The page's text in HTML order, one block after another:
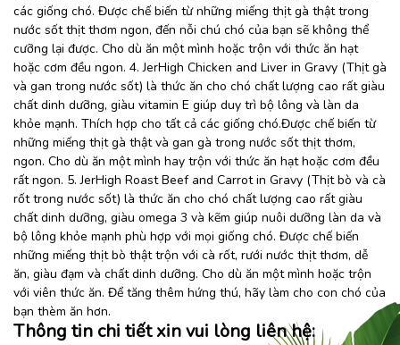
các giống chó. Được chế biến từ những miếng thịt gà thật trong
nước sốt thịt thơm ngon, đến nỗi chú chó của bạn sẽ không thể
cưỡng lại được. Cho dù ăn một mình hoặc trộn với thức ăn hạt
hoặc cơm đều ngon. 4. JerHigh Chicken and Liver in Gravy (Thịt gà
và gan trong nước sốt) là thức ăn cho chó chất lượng cao rất giàu
chất dinh dưỡng, giàu vitamin E giúp duy trì bộ lông và làn da
khỏe mạnh. Thích hợp cho tất cả các giống chó.Được chế biến từ
những miếng thịt gà thật và gan gà trong nước sốt thịt thơm,
ngon. Cho dù ăn một mình hay trộn với thức ăn hạt hoặc cơm đều
rất ngon. 5. JerHigh Roast Beef and Carrot in Gravy (Thịt bò và cà
rốt trong nước sốt) là thức ăn cho chó chất lượng cao rất giàu
chất dinh dưỡng, giàu omega 3 và kẽm giúp nuôi dưỡng làn da và
bộ lông khỏe mạnh phù hợp với mọi giống chó. Được chế biến
những miếng thịt bò thật trộn với cà rốt, rưới nước thịt thơm, dễ
ăn, giàu đạm và chất dinh dưỡng. Cho dù ăn một mình hoặc trộn
với viên thức ăn. Để tăng thêm hứng thú, hãy làm cho con chó của
bạn thèm ăn hơn.
Thông tin chi tiết xin vui lòng liên hệ: